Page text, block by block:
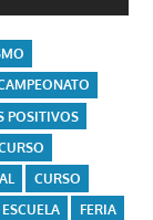
POSITIVOS
CURSO
ESCUELA
FERIA